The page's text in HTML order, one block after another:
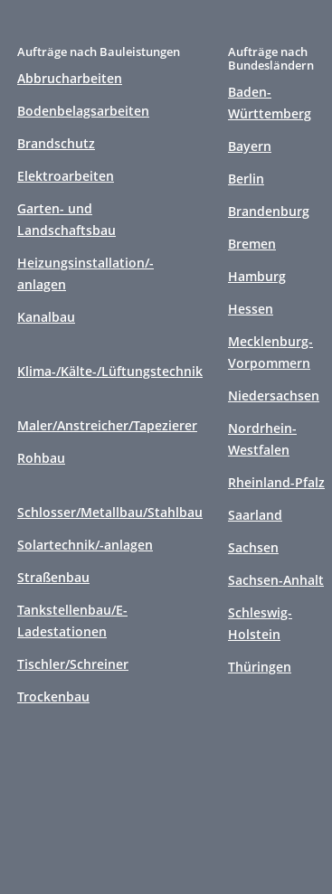
Aufträge nach Bauleistungen
Abbrucharbeiten
Bodenbelagsarbeiten
Brandschutz
Elektroarbeiten
Garten- und
Landschaftsbau
Heizungsinstallation/-
anlagen
Kanalbau
Klima-/Kälte-/Lüftungstechnik
Maler/Anstreicher/Tapezierer
Rohbau
Schlosser/Metallbau/Stahlbau
Solartechnik/-anlagen
Straßenbau
Tankstellenbau/E-
Ladestationen
Tischler/Schreiner
Trockenbau
Aufträge nach
Bundesländern
Baden-
Württemberg
Bayern
Berlin
Brandenburg
Bremen
Hamburg
Hessen
Mecklenburg-
Vorpommern
Niedersachsen
Nordrhein-
Westfalen
Rheinland-Pfalz
Saarland
Sachsen
Sachsen-Anhalt
Schleswig-
Holstein
Thüringen